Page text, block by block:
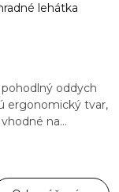
lehátka
oddych
ergonomický tvar,
na